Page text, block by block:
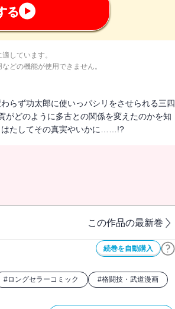
る
しています。
どの機能が使用できません。
らず功太郎に使いっパシリをさせられる三四
どのように多古との関係を変えたのかを知
はたしてその真実やいかに……!?
この作品の最新巻
続巻を自動購入
#ロングセラーコミック #格闘技・武道漫画